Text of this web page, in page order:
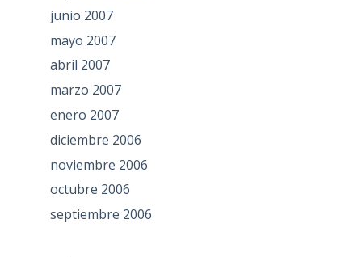
junio 2007
mayo 2007
abril 2007
marzo 2007
enero 2007
diciembre 2006
noviembre 2006
octubre 2006
septiembre 2006